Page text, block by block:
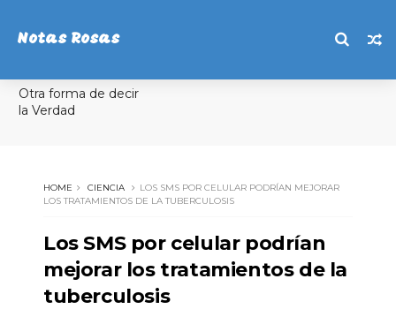
Notas Rosas
Otra forma de decir
la Verdad
HOME CIENCIA
LOS SMS POR CELULAR PODRÍAN MEJORAR
LOS TRATAMIENTOS DE LA TUBERCULOSIS
Los SMS por celular podrían
mejorar los tratamientos de la
tuberculosis